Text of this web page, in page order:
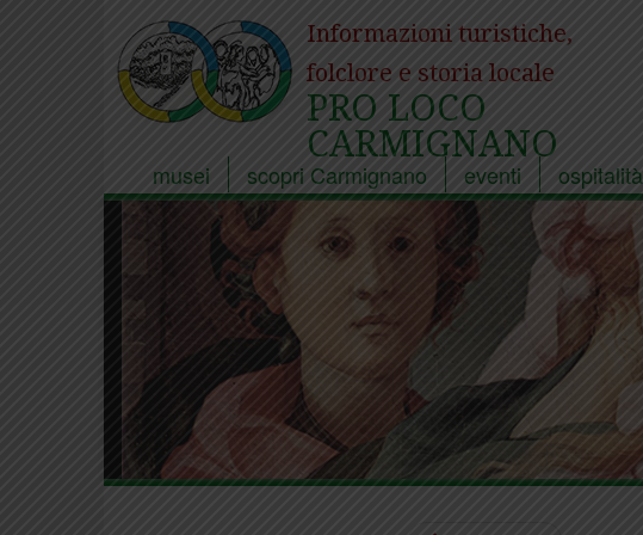
Informazioni turistiche,
folclore e storia locale
PRO LOCO
CARMIGNANO
musei scopri Carmignano eventi ospitalità